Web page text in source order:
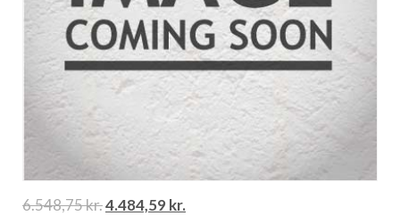
6.548,75kr.4.484,59 kr.